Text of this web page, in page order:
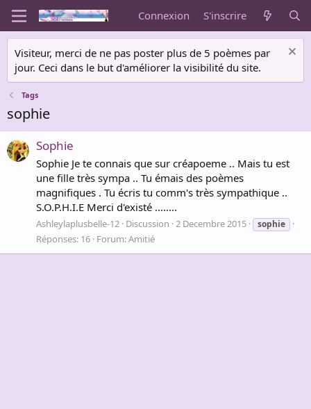
Connexion S'inscrire
Visiteur, merci de ne pas poster plus de 5 poèmes par
jour. Ceci dans le but d'améliorer la visibilité du site.
Tags
sophie
Sophie
Sophie Je te connais que sur créapoeme .. Mais tu est
une fille très sympa .. Tu émais des poèmes
magnifiques . Tu écris tu comm's très sympathique ..
S.O.P.H.I.E Merci d'existé ........
Ashleylaplusbelle-12 Discussion 2 Decembre 2015 sophie
Réponses: 16 Forum:Amitié